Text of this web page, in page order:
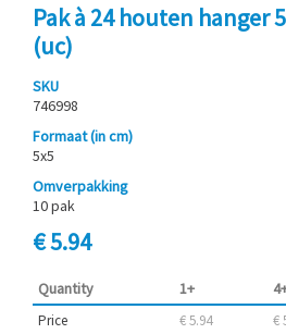
Pak à 24 houten hanger
(uc)
SKU
746998
Formaat (in cm)
5x5
Omverpakking
10 pak
€ 5.94
Quantity 1+
Price € 5.94 €